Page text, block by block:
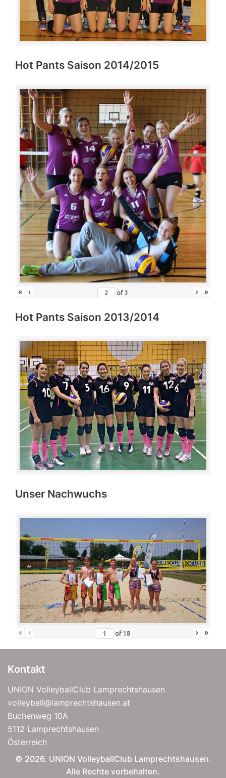
Hot Pants Saison 2014/2015
« ‹ of3 › »
Hot Pants Saison 2013/2014
Unser Nachwuchs
« ‹ of 18 › »
Kontakt
UNION VolleyballClub Lamprechtshausen
volleyball@lamprechtshausen.at
Buchenweg 10A
5112 Lamprechtshausen
Österreich
© 2026. UNION VolleyballClub Lamprechtshausen.
Alle Rechte vorbehalten.